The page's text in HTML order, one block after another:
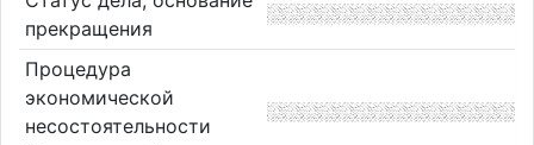
прекращения
Процедура
экономической
несостоятельности